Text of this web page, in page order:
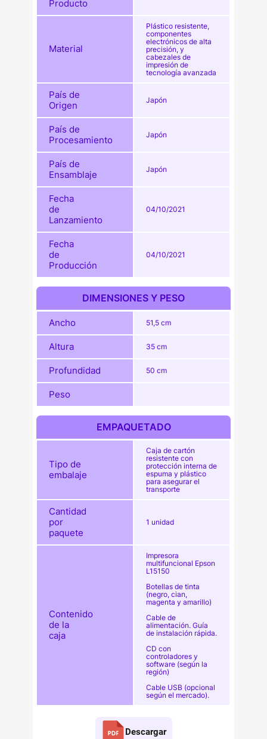
Producto
Material
Plástico resistente,
componentes
electrónicos de alta
precisión, y
cabezales de
impresión de
tecnología avanzada
País de
Origen
Japón
País de
Procesamiento
Japón
País de
Ensamblaje
Japón
Fecha
de
Lanzamiento
04/10/2021
Fecha
de
Producción
04/10/2021
DIMENSIONES Y PESO
Ancho 51,5 cm
Altura 35 cm
Profundidad 50 cm
Peso
EMPAQUETADO
Tipo de
embalaje
Caja de cartón
resistente con
protección interna de
espuma y plástico
para asegurar el
transporte
Cantidad
por
paquete
1 unidad
Contenido
de la
caja
Impresora
multifuncional Epson
L15150
Botellas de tinta
(negro, cian,
magenta y amarillo)
Cable de
alimentación. Guía
de instalación rápida.
CD con
controladores y
software (según la
región)
Cable USB (opcional
según el mercado).
Descargar